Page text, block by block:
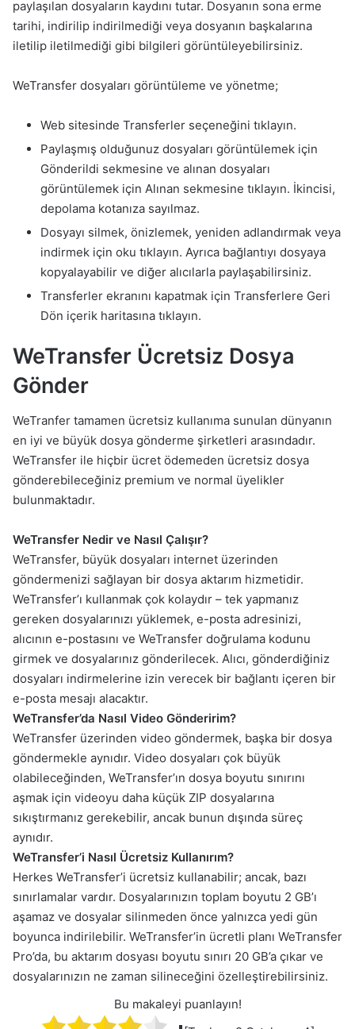
paylaşılan dosyaların kaydını tutar. Dosyanın sona erme
tarihi, indirilip indirilmediği veya dosyanın başkalarına
iletilip iletilmediği gibi bilgileri görüntüleyebilirsiniz.
WeTransfer dosyaları görüntüleme ve yönetme;
Web sitesinde Transferler seçeneğini tıklayın.
Paylaşmış olduğunuz dosyaları görüntülemek için
Gönderildi sekmesine ve alınan dosyaları
görüntülemek için Alınan sekmesine tıklayın. İkincisi,
depolama kotanıza sayılmaz.
Dosyayı silmek, önizlemek, yeniden adlandırmak veya
indirmek için oku tıklayın. Ayrıca bağlantıyı dosyaya
kopyalayabilir ve diğer alıcılarla paylaşabilirsiniz.
Transferler ekranını kapatmak için Transferlere Geri
Dön içerik haritasına tıklayın.
WeTransfer Ücretsiz Dosya
Gönder
WeTranfer tamamen ücretsiz kullanıma sunulan dünyanın
en iyi ve büyük dosya gönderme şirketleri arasındadır.
WeTransfer ile hiçbir ücret ödemeden ücretsiz dosya
gönderebileceğiniz premium ve normal üyelikler
bulunmaktadır.
WeTransfer Nedir ve Nasıl Çalışır?
WeTransfer, büyük dosyaları internet üzerinden
göndermenizi sağlayan bir dosya aktarım hizmetidir.
WeTransfer’ı kullanmak çok kolaydır – tek yapmanız
gereken dosyalarınızı yüklemek, e-posta adresinizi,
alıcının e-postasını ve WeTransfer doğrulama kodunu
girmek ve dosyalarınız gönderilecek. Alıcı, gönderdiğiniz
dosyaları indirmelerine izin verecek bir bağlantı içeren bir
e-posta mesajı alacaktır.
WeTransfer’da Nasıl Video Gönderirim?
WeTransfer üzerinden video göndermek, başka bir dosya
göndermekle aynıdır. Video dosyaları çok büyük
olabileceğinden, WeTransfer’ın dosya boyutu sınırını
aşmak için videoyu daha küçük ZIP dosyalarına
sıkıştırmanız gerekebilir, ancak bunun dışında süreç
aynıdır.
WeTransfer’i Nasıl Ücretsiz Kullanırım?
Herkes WeTransfer’i ücretsiz kullanabilir; ancak, bazı
sınırlamalar vardır. Dosyalarınızın toplam boyutu 2 GB’ı
aşamaz ve dosyalar silinmeden önce yalnızca yedi gün
boyunca indirilebilir. WeTransfer’in ücretli planı WeTransfer
Pro’da, bu aktarım dosyası boyutu sınırı 20 GB’a çıkar ve
dosyalarınızın ne zaman silineceğini özelleştirebilirsiniz.
Bu makaleyi puanlayın!